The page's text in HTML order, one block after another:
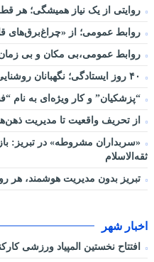
روایتی از یک نیاز همیشگی؛ هر
روابط عمومی؛ از «چراغ‌برق‌های
روابط عمومی،بی مکان و بی
“پزشکیان” و کار ویژه‌ای به نام
از تحریف واقعیت تا مدیریت
«سربداران مشروطه» در تبریز:
ثقه‌الاسلام
تبریز بدون مدیریت هوشمند، هر
اخبار شهر
افتتاح نخستین المپیاد ورزشی